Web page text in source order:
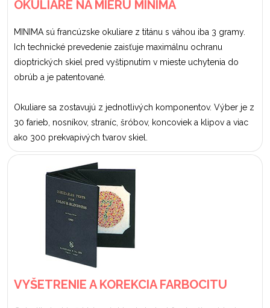
OKULIARE NA MIERU MINIMA
MINIMA sú francúzske okuliare z titánu s váhou iba 3 gramy.
Ich technické prevedenie zaisťuje maximálnu ochranu
dioptrických skiel pred vyštipnutím v mieste uchytenia do
obrúb a je patentované.
Okuliare sa zostavujú z jednotlivých komponentov. Výber je z
30 farieb, nosníkov, straníc, šróbov, koncoviek a klipov a viac
ako 300 prekvapivých tvarov skiel.
VYŠETRENIE A KOREKCIA FARBOCITU